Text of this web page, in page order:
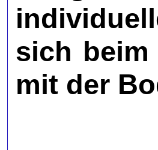
sich
mit der